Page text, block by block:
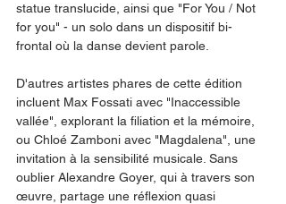
statue translucide, ainsi que "For You / Not
for you" - un solo dans un dispositif bi-
frontal où la danse devient parole.
D'autres artistes phares de cette édition
incluent Max Fossati avec "Inaccessible
vallée", explorant la filiation et la mémoire,
ou Chloé Zamboni avec "Magdalena", une
invitation à la sensibilité musicale. Sans
oublier Alexandre Goyer, qui à travers son
œuvre, partage une réflexion quasi